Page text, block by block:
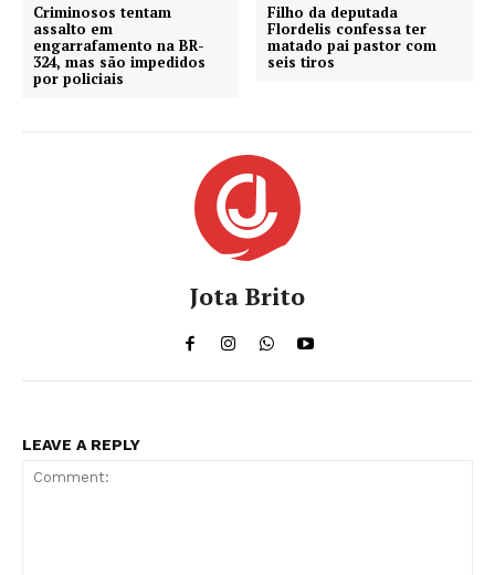
Criminosos tentam
assalto em
engarrafamento na BR-
324, mas são impedidos
por policiais
Filho da deputada
Flordelis confessa ter
matado pai pastor com
seis tiros
Jota Brito
LEAVE A REPLY